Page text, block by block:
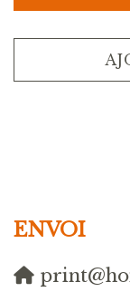
ENVOI